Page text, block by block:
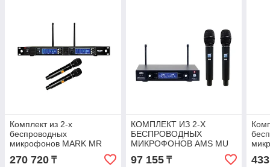
Комплект из 2-х
беспроводных
микрофонов MARK MR
2200/1, 2x200 каналов
270 720 ₸
КОМПЛЕКТ ИЗ 2-Х
БЕСПРОВОДНЫХ
МИКРОФОНОВ AMS MU
97 155₸